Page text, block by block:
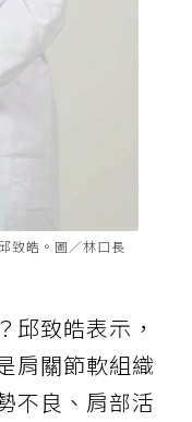
致皓。圖／林口長
邱致皓表示，
肩關節軟組織
不良、肩部活